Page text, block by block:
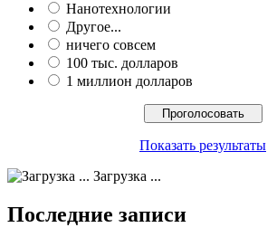
Нанотехнологии
Другое...
ничего совсем
100 тыс. долларов
1 миллион долларов
Показать результаты
Загрузка ...
Последние записи